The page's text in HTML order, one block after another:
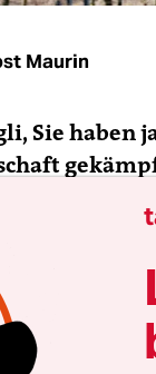
Maurin
Sie haben
genauer
Sie
Cas hat
Risiken